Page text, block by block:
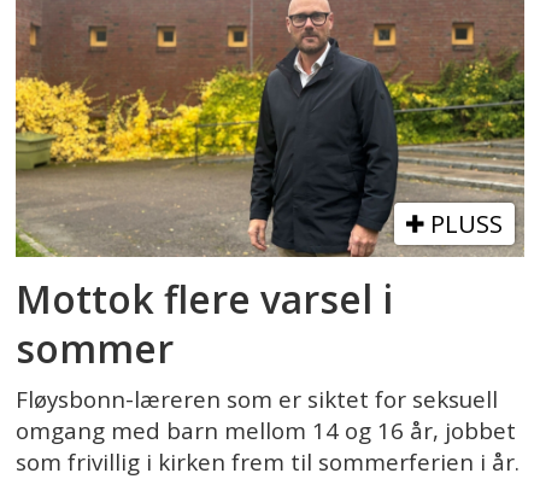
PLUSS
Mottok flere varsel i
sommer
Fløysbonn-læreren som er siktet for seksuell
omgang med barn mellom 14 og 16 år, jobbet
som frivillig i kirken frem til sommerferien i år.